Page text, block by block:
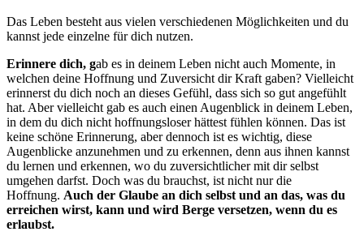
Das Leben besteht aus vielen verschiedenen Möglichkeiten und du
kannst jede einzelne für dich nutzen.
Erinnere dich, gab es in deinem Leben nicht auch Momente, in
welchen deine Hoffnung und Zuversicht dir Kraft gaben? Vielleicht
erinnerst du dich noch an dieses Gefühl, dass sich so gut angefühlt
hat. Aber vielleicht gab es auch einen Augenblick in deinem Leben,
in dem du dich nicht hoffnungsloser hättest fühlen können. Das ist
keine schöne Erinnerung, aber dennoch ist es wichtig, diese
Augenblicke anzunehmen und zu erkennen, denn aus ihnen kannst
du lernen und erkennen, wo du zuversichtlicher mit dir selbst
umgehen darfst. Doch was du brauchst, ist nicht nur die
Hoffnung. Auch der Glaube an dich selbst und an das, was du
erreichen wirst, kann und wird Berge versetzen, wenn du es
erlaubst.